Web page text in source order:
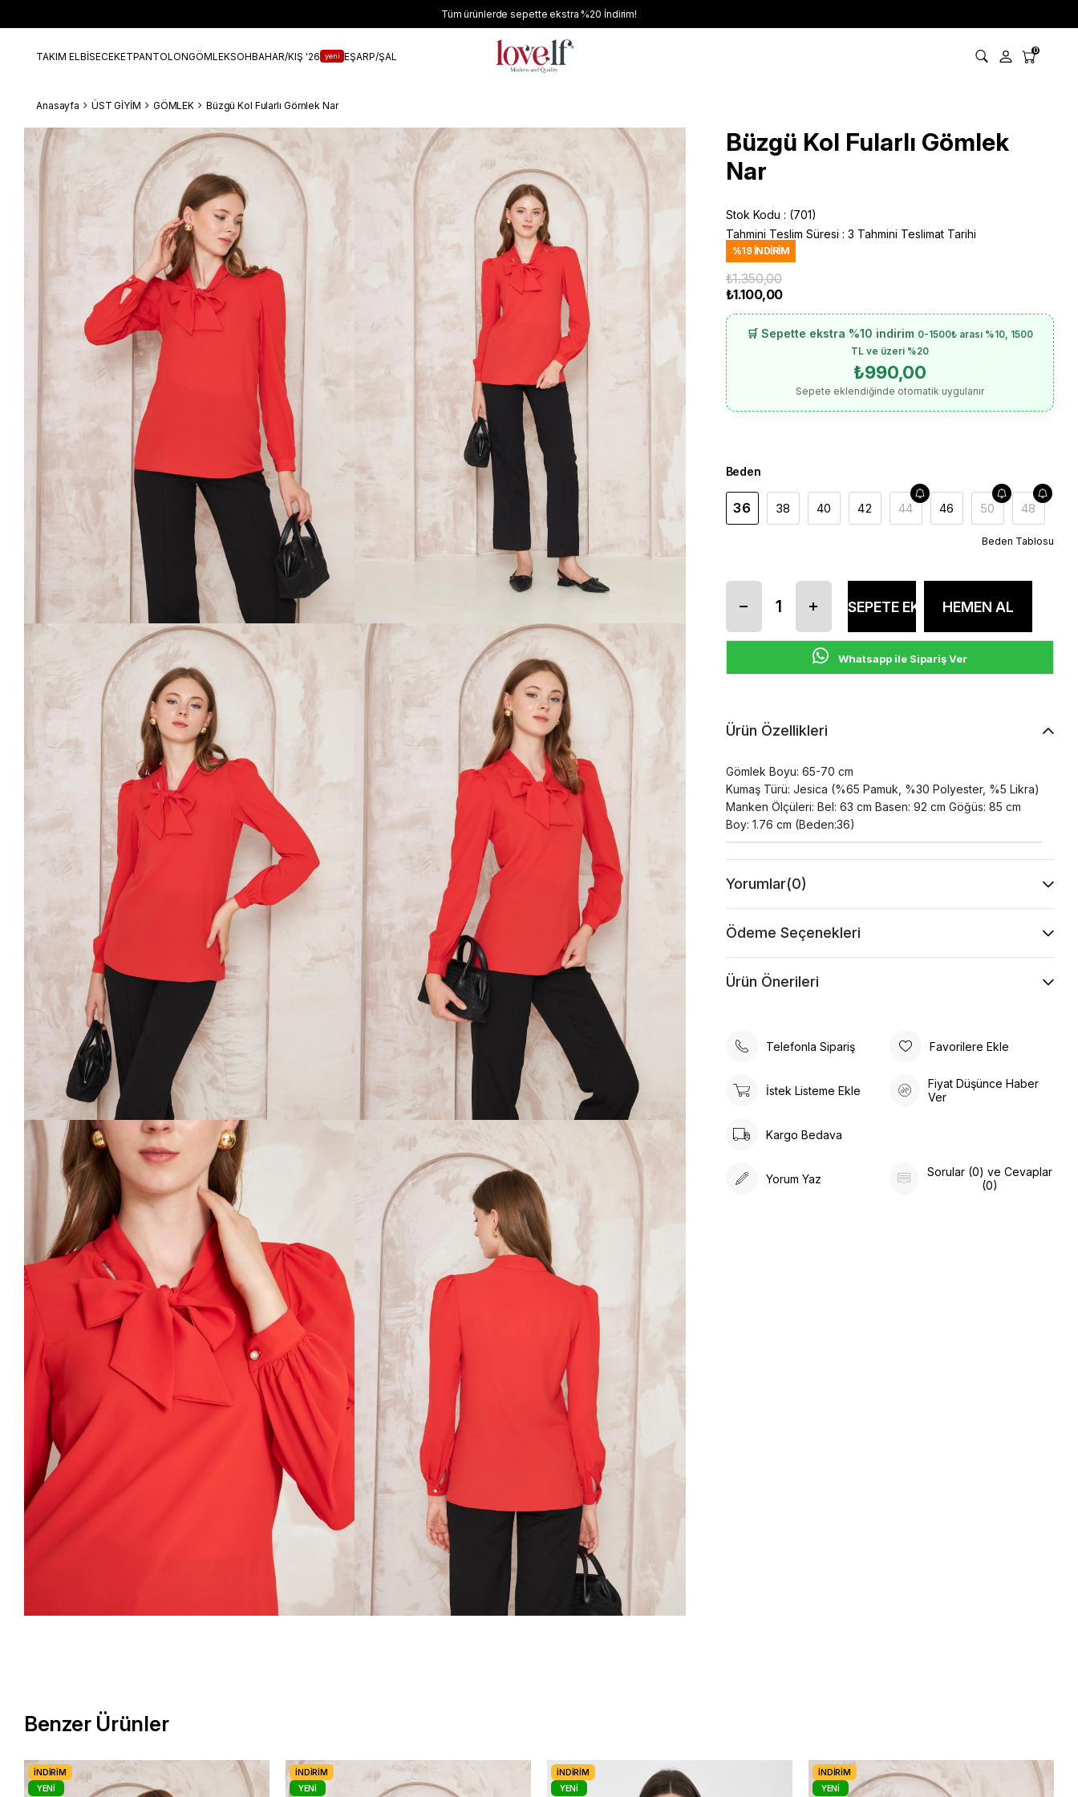
Tüm ürünlerde sepette ekstra %20 İndirim!
TAKIM ELBİSECEKETPANTOLONGÖMLEKSOHBAHAR/KIŞ '26 yeni EŞARP/ŞAL 0
Anasayfa ÜST GİYİM GÖMLEK Büzgü Kol Fularlı Gömlek Nar
Büzgü Kol Fularlı Gömlek
Nar
Stok Kodu
(701)
Tahmini Teslim Süresi : 3 Tahmini Teslimat Tarihi
%19 İNDIRIM
₺1.350,00
₺1.100,00
🛒 Sepette ekstra %10 indirim 0-1500₺ arası %10, 1500
TL ve üzeri %20
₺990,00
Sepete eklendiğinde otomatik uygulanır
Beden
36 38 40 42 44 46 50 48
Beden Tablosu
Whatsapp ile Sipariş Ver
Ürün Özellikleri
Gömlek Boyu: 65-70 cm
Kumaş Türü: Jesica (%65 Pamuk, %30 Polyester, %5 Likra)
Manken Ölçüleri: Bel: 63 cm Basen: 92 cm Göğüs: 85 cm
Boy: 1.76 cm (Beden:36)
Yorumlar(0)
Ödeme Seçenekleri
Ürün Önerileri
Telefonla Sipariş Favorilere Ekle
İstek Listeme Ekle
Fiyat Düşünce Haber
Ver
Kargo Bedava
Yorum Yaz
Sorular (0) ve Cevaplar
(0)
Benzer Ürünler
İNDIRIM
YENI
İNDIRIM
YENI
İNDIRIM
YENI
İNDIRIM
YENI